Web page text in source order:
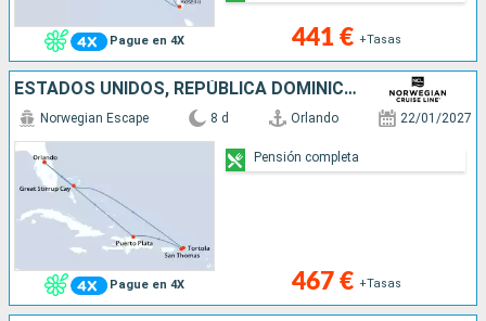
Pague en 4X 441 € +Tasas
ESTADOS UNIDOS, REPÚBLICA DOMINICANA, SANTO TOMÁS, TÓRTOLA, BAHAMAS
Pague en 4X
Norwegian Escape 8 d Orlando 22/01/2027
467 € +Tasas
Pensión completa